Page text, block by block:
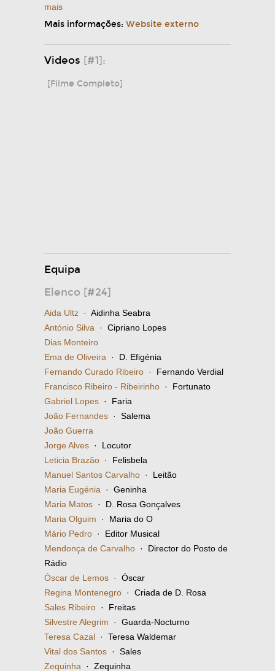
mais
Mais informações: Website externo
Videos [#1]:
[Filme Completo]
Equipa
Elenco [#24]
Aida Ultz · Aidinha Seabra
António Silva · Cipriano Lopes
Dias Monteiro
Ema de Oliveira · D. Efigénia
Fernando Curado Ribeiro · Fernando Verdial
Francisco Ribeiro - Ribeirinho · Fortunato
Gabriel Lopes · Faria
João Fernandes · Salema
João Guerra
Jorge Alves · Locutor
Leticia Brazão · Felisbela
Manuel Santos Carvalho · Leitão
Maria Eugénia · Geninha
Maria Matos · D. Rosa Gonçalves
Maria Olguim · Maria do O
Mário Pedro · Editor Musical
Mendonça de Carvalho · Director do Posto de
Rádio
Óscar de Lemos · Óscar
Regina Montenegro · Criada de D. Rosa
Sales Ribeiro · Freitas
Silvestre Alegrim · Guarda-Nocturno
Teresa Cazal · Teresa Waldemar
Vital dos Santos · Sales
Zequinha · Zequinha